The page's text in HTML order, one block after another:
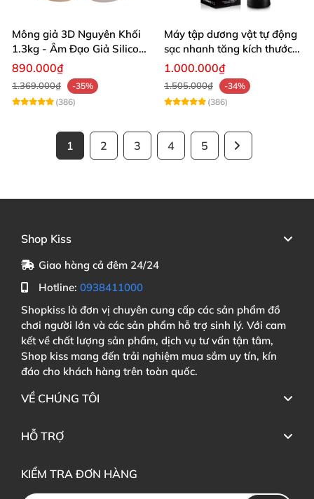
Mông giả 3D Nguyên Khối
1.3kg - Âm Đạo Giả Silicon
Siêu Mềm 2 Lỗ Nằm Ngửa
890.000₫
1.369.000₫
-35%
(386)
Máy tập dương vật tự động
sạc nhanh tăng kích thước
hiệu quả
1.000.000₫
1.505.000₫
-34%
(386)
1 2 3 4 5
Shop Kiss
Giao hàng cả đêm 24/24
Hotline: 0938411000
Shopkiss là đơn vị chuyên cung cấp các sản phẩm đồ
chơi người lớn và các sản phẩm hỗ trợ sinh lý. Với cam
kết về chất lượng sản phẩm, dịch vụ tư vấn tận tâm,
Shop kiss mang đến trải nghiệm mua sắm uy tín, kín
đáo cho khách hàng trên toàn quốc.
VỀ CHÚNG TÔI
HỖ TRỢ
KIỂM TRA ĐƠN HÀNG